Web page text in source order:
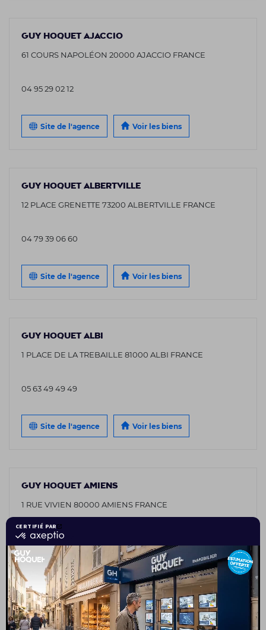
GUY HOQUET AJACCIO
61 COURS NAPOLÉON 20000 AJACCIO FRANCE
04 95 29 02 12
Site de l'agence Voir les biens
GUY HOQUET ALBERTVILLE
12 PLACE GRENETTE 73200 ALBERTVILLE FRANCE
04 79 39 06 60
Site de l'agence Voir les biens
GUY HOQUET ALBI
1 PLACE DE LA TREBAILLE 81000 ALBI FRANCE
05 63 49 49 49
Site de l'agence Voir les biens
GUY HOQUET AMIENS
1 RUE VIVIEN 80000 AMIENS FRANCE
03 75 08 95 26
Site de l'agence Voir les biens